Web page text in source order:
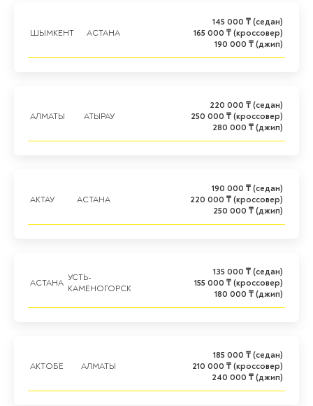
ШЫМКЕНТ АСТАНА
145 000 ₸ (седан)
165 000 ₸ (кроссовер)
190 000 ₸ (джип)
АЛМАТЫ АТЫРАУ
220 000 ₸ (седан)
250 000 ₸ (кроссовер)
280 000 ₸ (джип)
АКТАУ АСТАНА
190 000 ₸ (седан)
220 000 ₸ (кроссовер)
250 000 ₸ (джип)
АСТАНА
УСТЬ-
КАМЕНОГОРСК
135 000 ₸ (седан)
155 000 ₸ (кроссовер)
180 000 ₸ (джип)
АКТОБЕ АЛМАТЫ
185 000 ₸ (седан)
210 000 ₸ (кроссовер)
240 000 ₸ (джип)